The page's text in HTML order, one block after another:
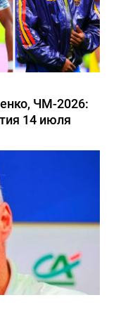
ЧМ-2026:
14 июля